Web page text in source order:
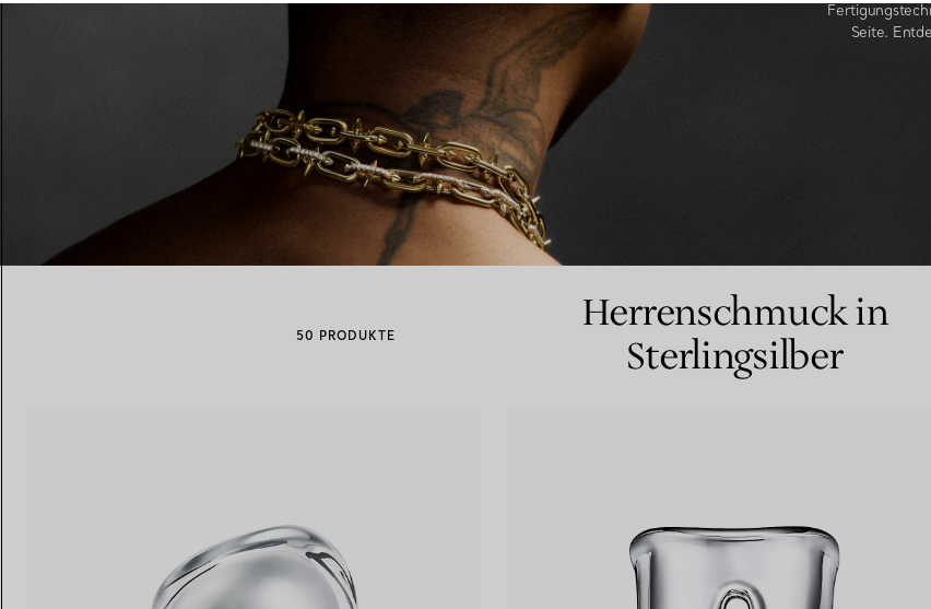
Eheringe für Herren Partnerringe
Vereinbaren Sie IhrenTerminmit einem Tiffany-Diamantenexperten.
Seite.
50 PRODUKTE
Herrenschmuck in
Sterlingsilber